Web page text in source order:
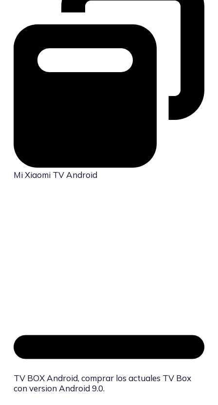
Mi Xiaomi TV Android
TV BOX Android, comprar los actuales TV Box
con version Android 9.0.